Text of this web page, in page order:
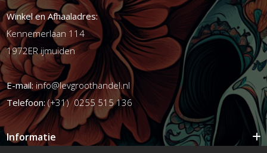
Winkel en Afhaaladres:
Kennemerlaan 114
1972ER ijmuiden
E-mail:info@levgroothandel.nl
Telefoon:(+31) 0255 515 136
Informatie